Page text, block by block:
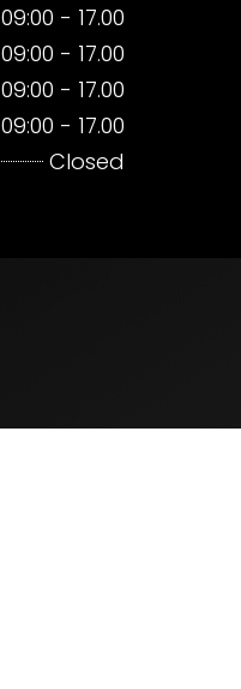
09:00 - 17.00
09:00 - 17.00
09:00 - 17.00
09:00 - 17.00
Closed